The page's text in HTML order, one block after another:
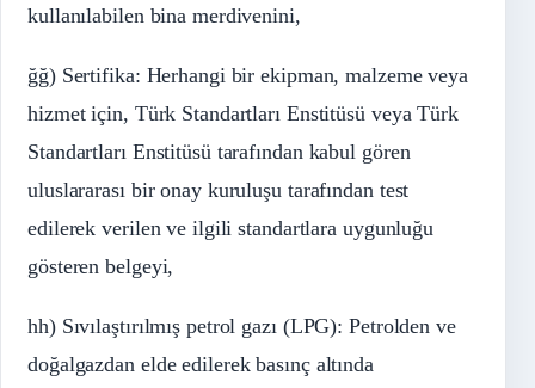
kullanılabilen bina merdivenini,
ğğ) Sertifika: Herhangi bir ekipman, malzeme veya
hizmet için, Türk Standartları Enstitüsü veya Türk
Standartları Enstitüsü tarafından kabul gören
uluslararası bir onay kuruluşu tarafından test
edilerek verilen ve ilgili standartlara uygunluğu
gösteren belgeyi,
hh) Sıvılaştırılmış petrol gazı (LPG): Petrolden ve
doğalgazdan elde edilerek basınç altında